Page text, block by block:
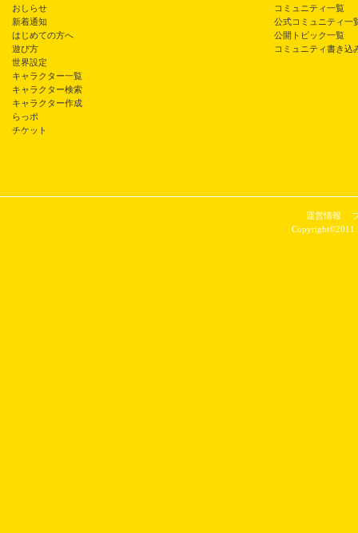
おしらせ
新着通知
はじめての方へ
遊び方
世界設定
キャラクター一覧
キャラクター検索
キャラクター作成
らっポ
チケット
コミュニティ一覧
公式コミュニティ一
公開トピック一覧
コミュニティ書き込
運営情報
Copyright©2011